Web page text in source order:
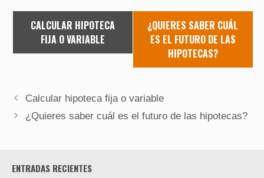
CALCULAR HIPOTECA
FIJA O VARIABLE
¿QUIERES SABER CUÁL
ES EL FUTURO DE LAS
HIPOTECAS?
Calcular hipoteca fija o variable
¿Quieres saber cuál es el futuro de las hipotecas?
ENTRADAS RECIENTES